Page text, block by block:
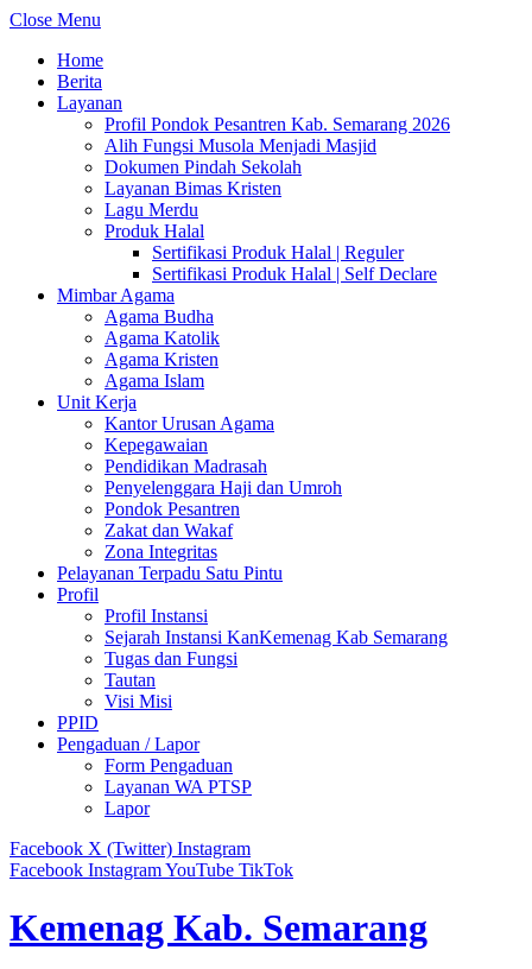
Close Menu
Home
Berita
Layanan
Profil Pondok Pesantren Kab. Semarang 2026
Alih Fungsi Musola Menjadi Masjid
Dokumen Pindah Sekolah
Layanan Bimas Kristen
Lagu Merdu
Produk Halal
Sertifikasi Produk Halal | Reguler
Sertifikasi Produk Halal | Self Declare
Mimbar Agama
Agama Budha
Agama Katolik
Agama Kristen
Agama Islam
Unit Kerja
Kantor Urusan Agama
Kepegawaian
Pendidikan Madrasah
Penyelenggara Haji dan Umroh
Pondok Pesantren
Zakat dan Wakaf
Zona Integritas
Pelayanan Terpadu Satu Pintu
Profil
Profil Instansi
Sejarah Instansi KanKemenag Kab Semarang
Tugas dan Fungsi
Tautan
Visi Misi
PPID
Pengaduan / Lapor
Form Pengaduan
Layanan WA PTSP
Lapor
Facebook X (Twitter) Instagram
Facebook InstagramYouTube TikTok
Kemenag Kab. Semarang